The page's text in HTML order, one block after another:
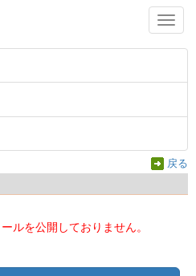
戻る
ルを公開しておりません。